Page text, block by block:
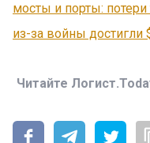
мосты и порты: потери
из-за войны достигли
Читайте